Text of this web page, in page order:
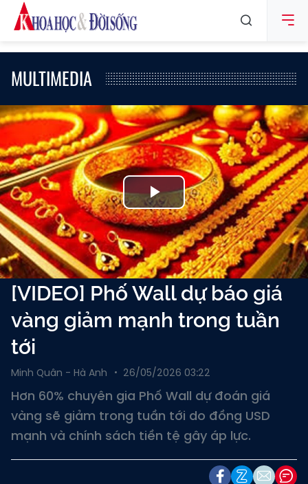
MULTIMEDIA
Play
Video
[VIDEO] Phố Wall dự báo giá
vàng giảm mạnh trong tuần
tới
Minh Quân - Hà Anh 26/05/2026 03:22
Hơn 60% chuyên gia Phố Wall dự đoán giá
vàng sẽ giảm trong tuần tới do đồng USD
mạnh và chính sách tiền tệ gây áp lực.